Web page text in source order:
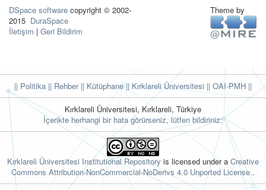
DSpace software copyright © 2002-
2015 DuraSpace
İletişim | Geri Bildirim
Theme by
|| Politika || Rehber|| Kütüphane|| Kırklareli Üniversitesi || OAI-PMH ||
Kırklareli Üniversitesi, Kırklareli, Türkiye
İçerikte herhangi bir hata görürseniz, lütfen bildiriniz:
Kırklareli Üniversitesi Institutional Repository is licensed under a Creative
Commons Attribution-NonCommercial-NoDerivs 4.0 Unported License..